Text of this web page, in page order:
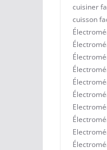
cuisiner
cuisson